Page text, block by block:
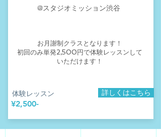
​@スタジオミッション渋谷
​お月謝制クラスとなります！
初回のみ単発2,500円で体験レッスンして
いただけます！
​体験レッスン
​¥2,500-
詳しくはこちら